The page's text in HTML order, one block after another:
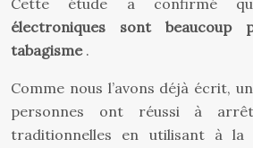
Cette étude a confirmé
électroniques sont beaucoup
tabagisme.
Comme nous l’avons déjà écrit,
personnes ont réussi à
traditionnelles en utilisant à la